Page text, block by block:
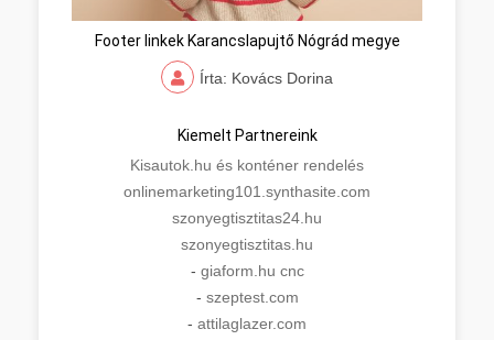
Footer linkek Karancslapujtő Nógrád megye
Írta: Kovács Dorina
Kiemelt Partnereink
Kisautok.hu és konténer rendelés
onlinemarketing101.synthasite.com
szonyegtisztitas24.hu
szonyegtisztitas.hu
- giaform.hu cnc
- szeptest.com
- attilaglazer.com